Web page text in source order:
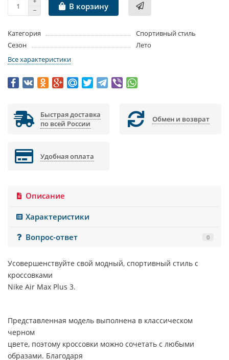
В корзину
Категория
Спортивный стиль
Сезон
Лето
Все характеристики
Быстрая доставка
по всей России
Обмен и возврат
Удобная оплата
Описание
Характеристики
Вопрос-ответ
0
Усовершенствуйте свой модный, спортивный стиль с
кроссовками
Nike Air Max Plus 3.
Представленная модель выполнена в классическом
черном
цвете, поэтому кроссовки можно сочетать с любыми
образами. Благодаря